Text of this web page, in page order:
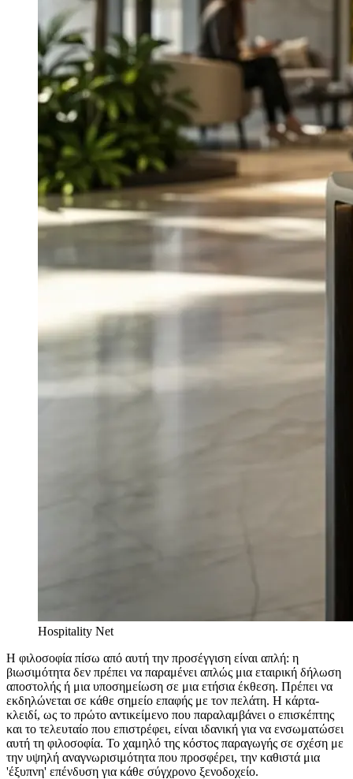
Hospitality Net
Η φιλοσοφία πίσω από αυτή την προσέγγιση είναι απλή: η
βιωσιμότητα δεν πρέπει να παραμένει απλώς μια εταιρική δήλωση
αποστολής ή μια υποσημείωση σε μια ετήσια έκθεση. Πρέπει να
εκδηλώνεται σε κάθε σημείο επαφής με τον πελάτη. Η κάρτα-
κλειδί, ως το πρώτο αντικείμενο που παραλαμβάνει ο επισκέπτης
και το τελευταίο που επιστρέφει, είναι ιδανική για να ενσωματώσει
αυτή τη φιλοσοφία. Το χαμηλό της κόστος παραγωγής σε σχέση με
την υψηλή αναγνωρισιμότητα που προσφέρει, την καθιστά μια
'έξυπνη' επένδυση για κάθε σύγχρονο ξενοδοχείο.